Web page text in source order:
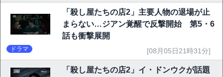
「殺し屋たちの店2」主要人物の退場が止
まらない…ジアン覚醒で反撃開始 第5・6
話も衝撃展開
ドラマ [08月05日21時31分]
「殺し屋たちの店2」イ・ドンウクが話題